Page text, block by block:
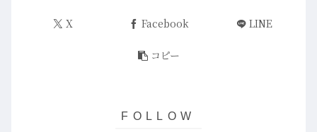
X Facebook LINE
コピー